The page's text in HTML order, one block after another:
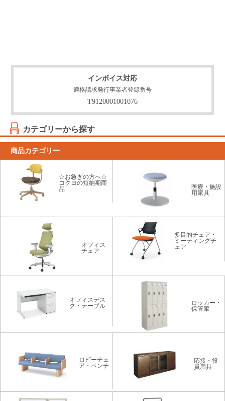
インボイス対応
適格請求発行事業者登録番号
T9120001001076
カテゴリーから探す
商品カテゴリ一
☆お急ぎの方へ☆
コクヨの短納期商
品
医療・施設
用家具
オフィス
チェア
多目的チェア・
ミーティングチ
ェア
オフィスデス
ク・テーブル
ロッカー・
保管庫
ロビーチェ
ア・ベンチ
応接・役
員用具